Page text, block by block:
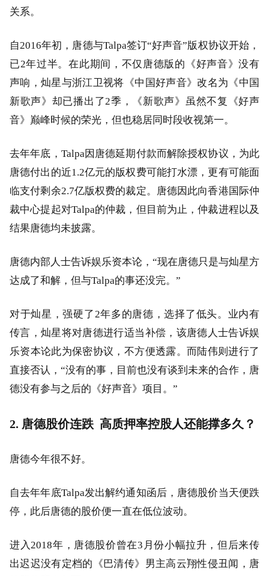
关系。
自2016年初，唐德与Talpa签订“好声音”版权协议开始，
已2年过半。在此期间，不仅唐德版的《好声音》没有
声响，灿星与浙江卫视将《中国好声音》改名为《中国
新歌声》却已播出了2季，《新歌声》虽然不复《好声
音》巅峰时候的荣光，但也稳居同时段收视第一。
去年年底，Talpa因唐德延期付款而解除授权协议，为此
唐德付出的近1.2亿元的版权费可能打水漂，更有可能面
临支付剩余2.7亿版权费的裁定。唐德因此向香港国际仲
裁中心提起对Talpa的仲裁，但目前为止，仲裁进程以及
结果唐德均未披露。
唐德内部人士告诉娱乐资本论，“现在唐德只是与灿星方
达成了和解，但与Talpa的事还没完。”
对于灿星，强硬了2年多的唐德，选择了低头。业内有
传言，灿星将对唐德进行适当补偿，该唐德人士告诉娱
乐资本论此为保密协议，不方便透露。而陆伟则进行了
直接否认，“没有的事，目前也没有谈到未来的合作，唐
德没有参与之后的《好声音》项目。”
2. 唐德股价连跌 高质押率控股人还能撑多久？
唐德今年很不好。
自去年年底Talpa发出解约通知函后，唐德股价当天便跌
停，此后唐德的股价便一直在低位波动。
进入2018年，唐德股价曾在3月份小幅拉升，但后来传
出迟迟没有定档的《巴清传》男主高云翔性侵丑闻，唐